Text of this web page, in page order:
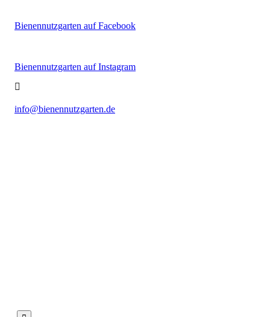
Bienennutzgarten auf Facebook
Bienennutzgarten auf Instagram
info@bienennutzgarten.de